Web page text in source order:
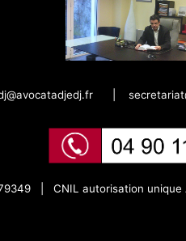
| CNIL autorisation